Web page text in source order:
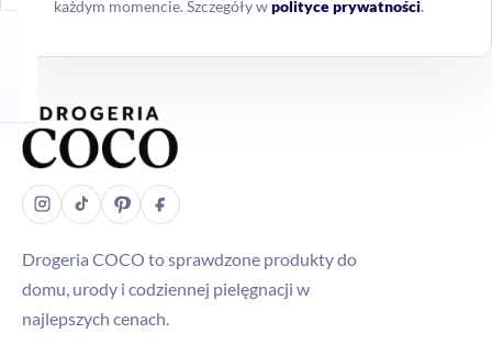
każdym momencie. Szczegóły wpolityce prywatności.
Drogeria COCO to sprawdzone produkty do
domu, urody i codziennej pielęgnacji w
najlepszych cenach.